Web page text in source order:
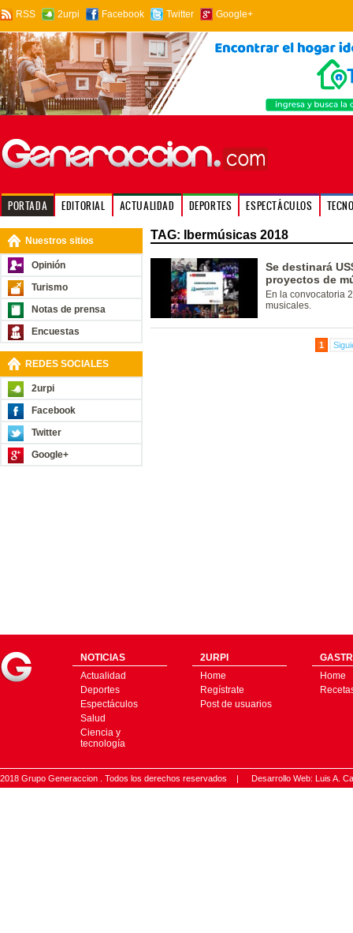
RSS 2urpi Facebook Twitter Google+
PORTADA EDITORIAL ACTUALIDAD DEPORTES ESPECTÁCULOS
Nuestros sitios
Opinión
Turismo
Notas de prensa
Encuestas
REDES SOCIALES
2urpi
Facebook
Twitter
Google+
TAG: Ibermúsicas 2018
Se destinará
proyectos de
En la convocatoria
musicales.
1
NOTICIAS
Actualidad
Deportes
Espectáculos
Salud
Ciencia y
tecnología
2URPI
Home
Regístrate
Post de usuarios
Home
2018 Grupo Generaccion . Todos los derechos reservados | Desarrollo Web: Luis